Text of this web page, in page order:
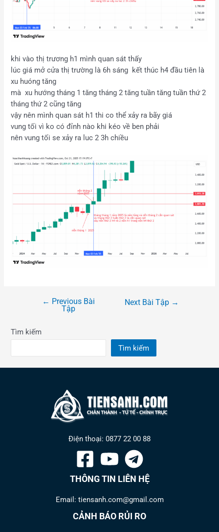
khi vào thị trương h1 mình quan sát thấy
lúc giá mở cửa thị trường là 6h sáng kết thúc h4 đầu tiên là
xu huóng tăng
mà xu hướng tháng 1 tăng tháng 2 tăng tuần tăng tuần thứ 2
tháng thứ 2 cũng tăng
vậy nên mình quan sát h1 thi co thể xảy ra bãy giá
vung tối vì ko có đỉnh nào khi kéo về ben phải
nên vung tối se xảy ra luc 2 3h chiều
← Previous Bài
Tập
Next Bài Tập →
Tìm kiếm
Tìm kiếm
Điện thoại: 0877 22 00 88
THÔNG TIN LIÊN HỆ
Email: tiensanh.com@gmail.com
CẢNH BÁO RỦI RO